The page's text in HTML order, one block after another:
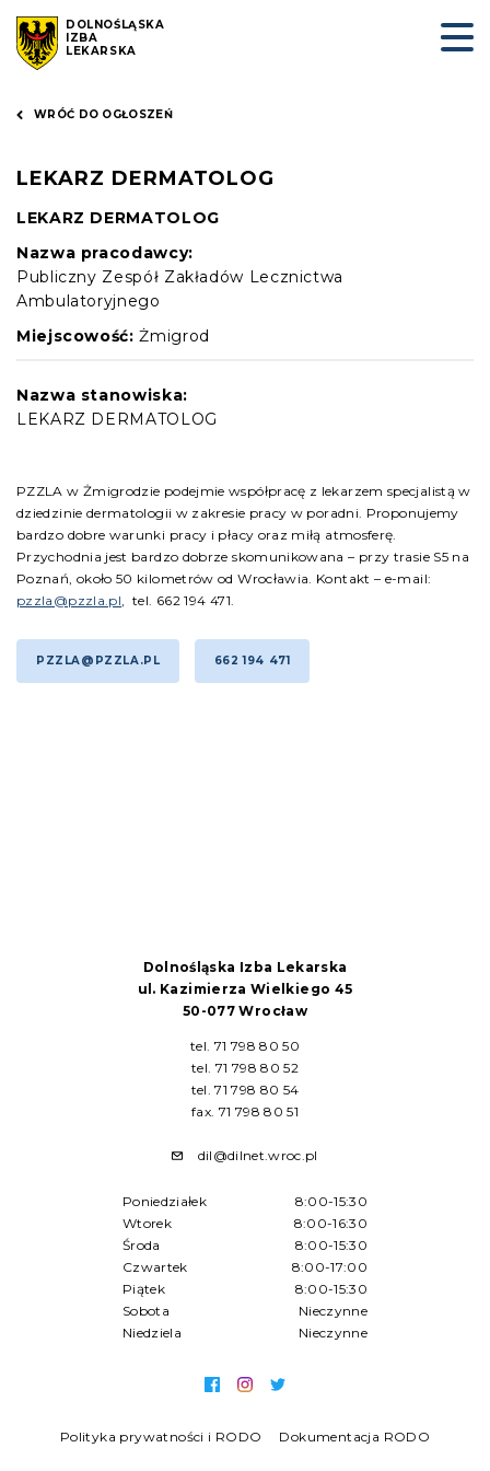
DOLNOŚLĄSKA
IZBA
LEKARSKA
WRÓĆ DO OGŁOSZEŃ
LEKARZ DERMATOLOG
LEKARZ DERMATOLOG
Nazwa pracodawcy:
Publiczny Zespół Zakładów Lecznictwa
Ambulatoryjnego
Miejscowość: Żmigrod
Nazwa stanowiska:
LEKARZ DERMATOLOG
PZZLA w Żmigrodzie podejmie współpracę z lekarzem specjalistą w
dziedzinie dermatologii w zakresie pracy w poradni. Proponujemy
bardzo dobre warunki pracy i płacy oraz miłą atmosferę.
Przychodnia jest bardzo dobrze skomunikowana – przy trasie S5 na
Poznań, około 50 kilometrów od Wrocławia. Kontakt – e-mail:
pzzla@pzzla.pl, tel. 662 194 471.
PZZLA@PZZLA.PL 662 194 471
Dolnośląska Izba Lekarska
ul. Kazimierza Wielkiego 45
50-077 Wrocław
tel. 71 798 80 50
tel. 71 798 80 52
tel. 71 798 80 54
fax. 71 798 80 51
dil@dilnet.wroc.pl
Poniedziałek
8:00-15:30
Wtorek
8:00-16:30
Środa
8:00-15:30
Czwartek
8:00-17:00
Piątek
8:00-15:30
Sobota
Nieczynne
Niedziela
Nieczynne
Polityka prywatności i RODO Dokumentacja RODO